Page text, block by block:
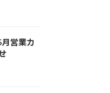
営業カ